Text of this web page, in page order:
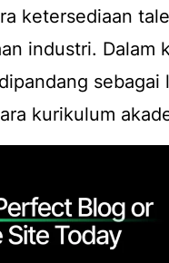
ketersediaan
industri. Dalam
kurikulum